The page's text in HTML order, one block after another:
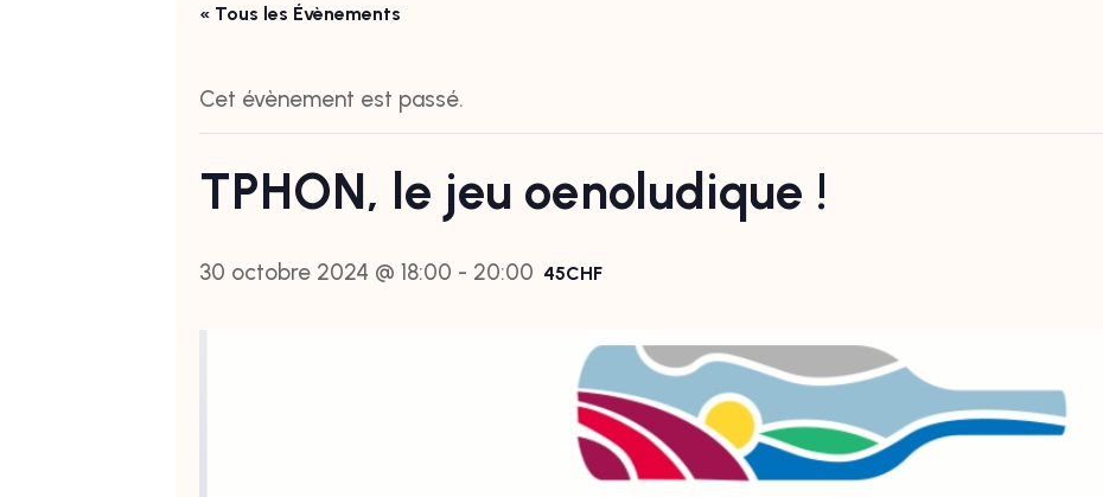
« Tous les Évènements
Cet évènement est passé.
TPHON, le jeu oenoludique !
30 octobre 2024 @ 18:00 - 20:00 45CHF